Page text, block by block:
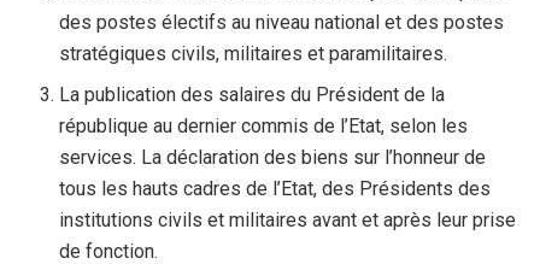
des postes électifs au niveau national et des postes
stratégiques civils, militaires et paramilitaires.
La publication des salaires du Président de la
république au dernier commis de l’Etat, selon les
services. La déclaration des biens sur l’honneur de
tous les hauts cadres de l’Etat, des Présidents des
institutions civils et militaires avant et après leur prise
de fonction.